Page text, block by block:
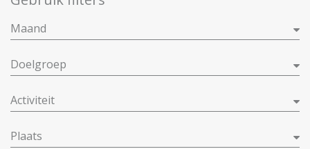
Maand
Doelgroep
Activiteit
Plaats